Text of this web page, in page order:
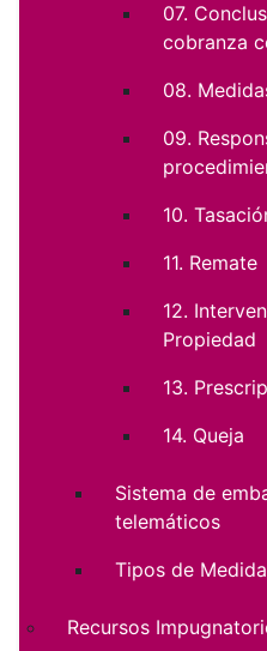
07.
cobranza
08.
09.
10.
11. Remate
12.
Propiedad
13.
14. Queja
Sistema de
telemáticos
Tipos de
Recursos